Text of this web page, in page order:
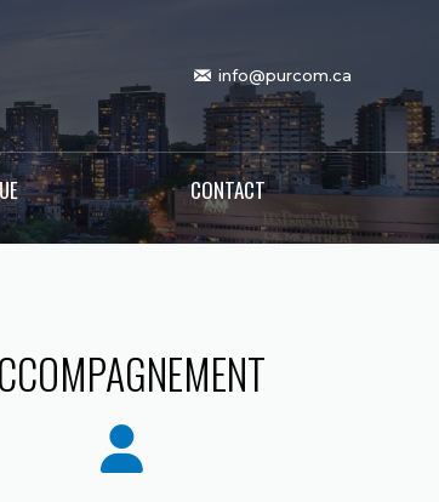
info@purcom.ca
CONTACT